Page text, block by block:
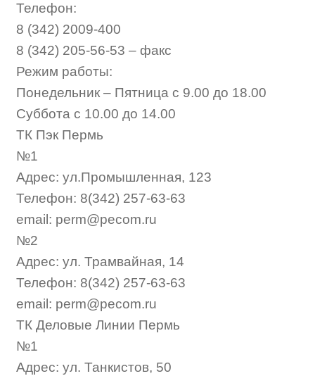
Телефон:
8 (342) 2009-400
8 (342) 205-56-53 – факс
Режим работы:
Понедельник – Пятница с 9.00 до 18.00
Суббота с 10.00 до 14.00
ТК Пэк Пермь
№1
Адрес: ул.Промышленная, 123
Телефон: 8(342) 257-63-63
email: perm@pecom.ru
№2
Адрес: ул. Трамвайная, 14
Телефон: 8(342) 257-63-63
email: perm@pecom.ru
ТК Деловые Линии Пермь
№1
Адрес: ул. Танкистов, 50